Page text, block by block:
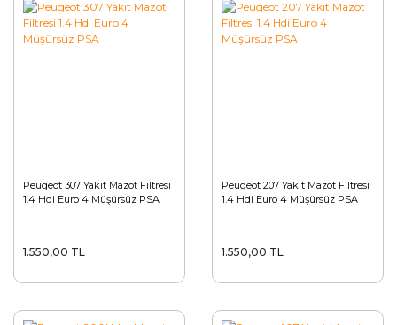
Peugeot 307 Yakıt Mazot Filtresi
1.4 Hdi Euro 4 Müşürsüz PSA
1.550,00 TL
Peugeot 207 Yakıt Mazot Filtresi
1.4 Hdi Euro 4 Müşürsüz PSA
1.550,00 TL